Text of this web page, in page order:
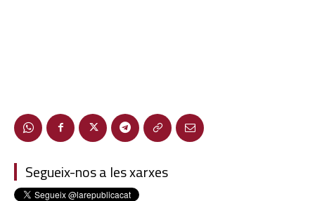
Segueix-nos a les xarxes